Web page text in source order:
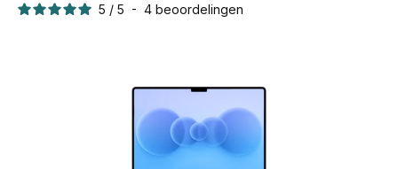
5 / 5 - 4 beoordelingen